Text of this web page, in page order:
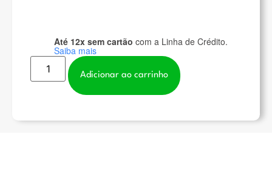
Até 12x sem cartão com a Linha de Crédito.
Saiba mais
Adicionar ao carrinho